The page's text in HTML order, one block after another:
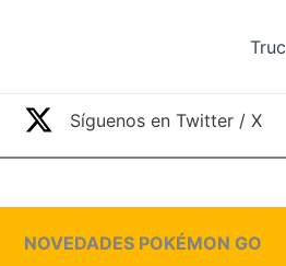
Síguenos en Twitter / X
NOVEDADES POKÉMON GO